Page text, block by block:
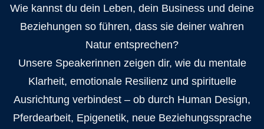
Wie kannst du dein Leben, dein Business und deine
Beziehungen so führen, dass sie deiner wahren
Natur entsprechen?
Unsere Speakerinnen zeigen dir, wie du mentale
Klarheit, emotionale Resilienz und spirituelle
Ausrichtung verbindest – ob durch Human Design,
Pferdearbeit, Epigenetik, neue Beziehungssprache